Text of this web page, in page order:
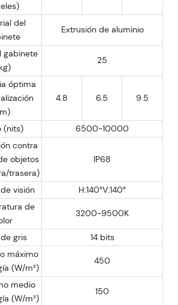
del
Extrusión de aluminio
gabinete
25
óptima
4.8 6.5 9.5
(nits)
6500-10000
contra
objetos
trasera)
IP68
visión
H:140°V:140°
de
3200-9500K
gris
14 bits
máximo
(W/m²)
450
medio
(W/m²)
150